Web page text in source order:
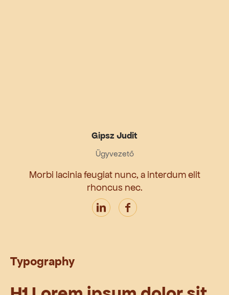
Gipsz Judit
Ügyvezető
Morbi lacinia feugiat nunc, a interdum elit
rhoncus nec.
Typography